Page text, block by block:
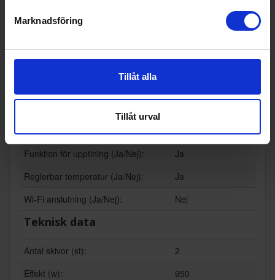
Marknadsföring
Tillåt alla
Tillåt urval
Produktgrupp:
Brödrost
Funktioner och egenskaper
Display (Ja/Nej):
Nej
Funktion för upptining (Ja/Nej):
Ja
Reglerbar temperatur (Ja/Nej):
Ja
Wi-Fi anslutning (Ja/Nej):
Nej
Teknisk data
Antal skivor (st):
2
Effekt (w):
950